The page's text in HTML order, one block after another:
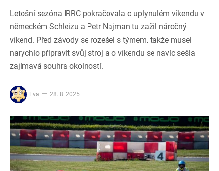
Letošní sezóna IRRC pokračovala o uplynulém víkendu v
německém Schleizu a Petr Najman tu zažil náročný
víkend. Před závody se rozešel s týmem, takže musel
narychlo připravit svůj stroj a o víkendu se navíc sešla
zajímavá souhra okolností.
Eva 28. 8. 2025